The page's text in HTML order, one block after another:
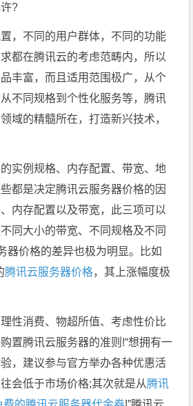
?
，不同的用户群体，不同的功能
都在腾讯云的考虑范畴内，所以
丰富，而且适用范围极广，从个
不同规格到个性化服务等，腾讯
域的精髓所在，打造新兴技术，
实例规格、内存配置、带宽、地
都是决定腾讯云服务器价格的因
内存配置以及带宽，此三项可以
同大小的带宽、不同规格及不同
器价格的差异也极为明显。比如
腾讯云服务器价格，其上涨幅度极
性消费、物超所值、考虑性价比
置腾讯云服务器的准则!“想拥有一
，建议参与官方举办各种优惠活
会低于市场价格;其次就是从腾讯